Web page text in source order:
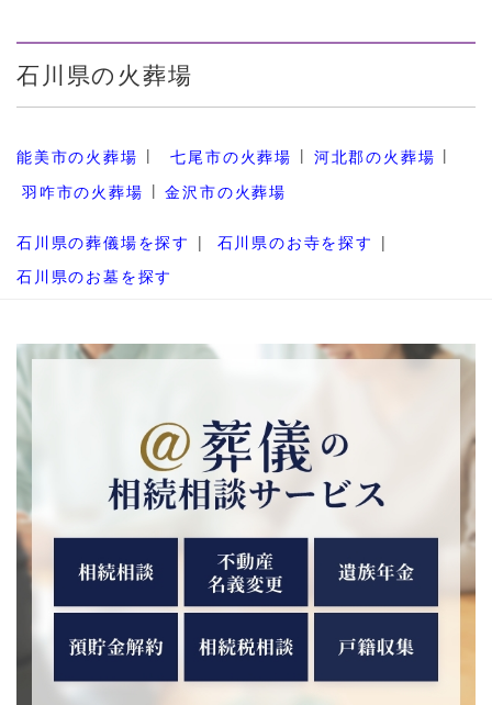
石川県の火葬場
能美市の火葬場 七尾市の火葬場
河北郡の火葬場
羽咋市の火葬場
金沢市の火葬場
石川県の葬儀場を探す
石川県のお寺を探す
石川県のお墓を探す